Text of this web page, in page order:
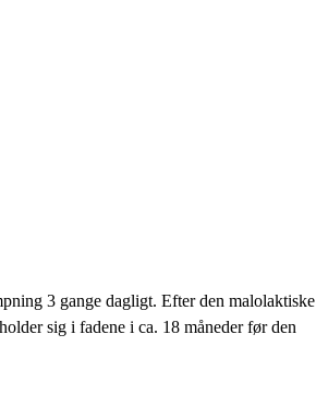
3 gange dagligt. Efter den malolaktiske
sig i fadene i ca. 18 måneder før den